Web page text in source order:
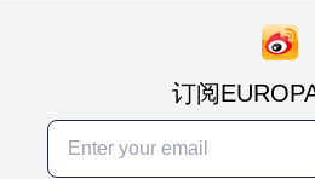
订阅